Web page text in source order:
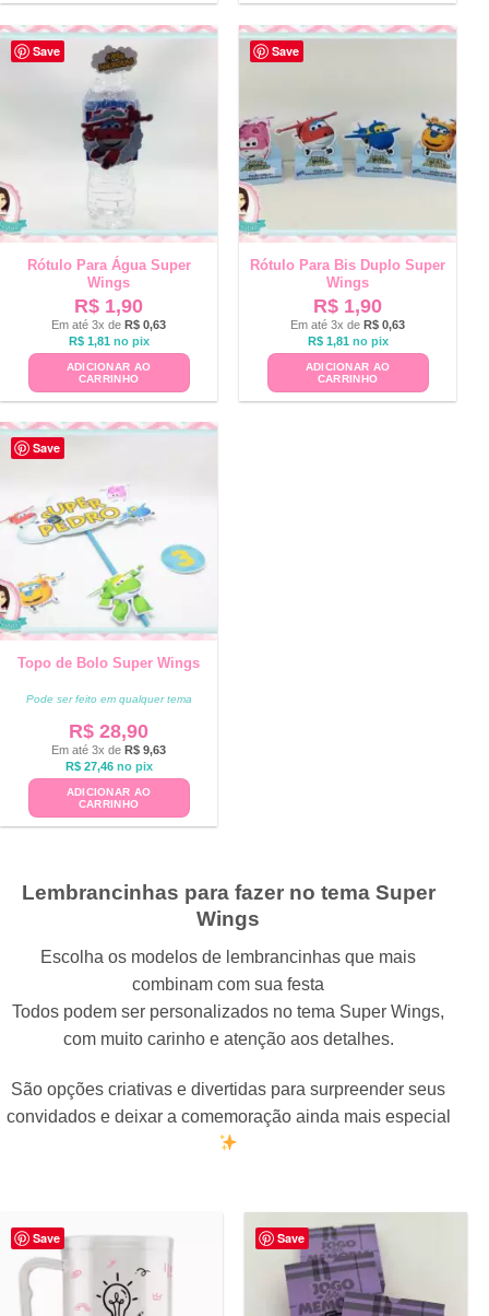
Save
Rótulo Para Água Super
Wings
R$ 1,90
Em até 3x de R$ 0,63
R$1,81 no pix
ADICIONAR AO
CARRINHO
Save
Rótulo Para Bis Duplo Super
Wings
R$ 1,90
Em até 3x de R$ 0,63
R$1,81 no pix
ADICIONAR AO
CARRINHO
Save
Topo de Bolo Super Wings
Pode ser feito em qualquer tema
R$ 28,90
Em até 3x de R$ 9,63
R$27,46 no pix
ADICIONAR AO
CARRINHO
Lembrancinhas para fazer no tema Super
Wings
Escolha os modelos de lembrancinhas que mais
combinam com sua festa
Todos podem ser personalizados no tema Super Wings,
com muito carinho e atenção aos detalhes.
São opções criativas e divertidas para surpreender seus
convidados e deixar a comemoração ainda mais especial
Save Save